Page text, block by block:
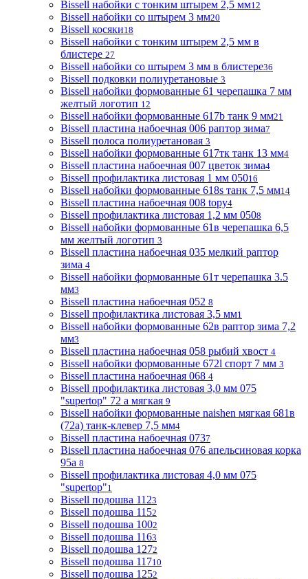
Bissell набойки с тонким штырем 2,5 мм12
Bissell набойки со штырем 3 мм20
Bissell косяки18
Bissell набойки с тонким штырем 2,5 мм в
блистере 27
Bissell набойки со штырем 3 мм в блистере36
Bissell подковки полиуретановые 3
Bissell набойки формованные 61 черепашка 7 мм
желтый логотип 12
Bissell набойки формованные 617b танк 9 мм21
Bissell пластина набоечная 006 раптор зима7
Bissell полоса полиуретановая 3
Bissell набойки формованные 617тк танк 13 мм4
Bissell пластина набоечная 007 цветок зима4
Bissell профилактика листовая 1 мм 05016
Bissell набойки формованные 618s танк 7,5 мм14
Bissell пластина набоечная 008 topy4
Bissell профилактика листовая 1,2 мм 0508
Bissell набойки формованные 61в черепашка 6,5
мм желтый логотип 3
Bissell пластина набоечная 035 мелкий раптор
зима 4
Bissell набойки формованные 61т черепашка 3.5
мм3
Bissell пластина набоечная 052 8
Bissell профилактика листовая 3,5 мм1
Bissell набойки формованные 62в раптор зима 7,2
мм3
Bissell пластина набоечная 058 рыбий хвост 4
Bissell набойки формованные 672l спорт 7 мм 3
Bissell пластина набоечная 068 4
Bissell профилактика листовая 3,0 мм 075
"supertop" 72 а мягкая 9
Bissell набойки формованные naishen мягкая 681в
(72a) танк-клевер 7,5 мм4
Bissell пластина набоечная 0737
Bissell пластина набоечная 076 апельсиновая корка
95а 8
Bissell профилактика листовая 4,0 мм 075
"supertop"1
Bissell подошва 1123
Bissell подошва 1152
Bissell подошва 1002
Bissell подошва 1163
Bissell подошва 1272
Bissell подошва 11710
Bissell подошва 1252